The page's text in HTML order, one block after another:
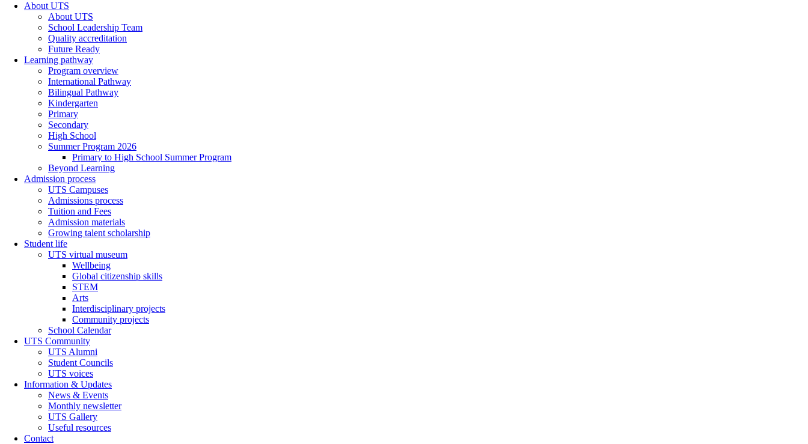
About UTS
About UTS
School Leadership Team
Quality accreditation
Future Ready
Learning pathway
Program overview
International Pathway
Bilingual Pathway
Kindergarten
Primary
Secondary
High School
Summer Program 2026
Primary to High School Summer Program
Beyond Learning
Admission process
UTS Campuses
Admissions process
Tuition and Fees
Admission materials
Growing talent scholarship
Student life
UTS virtual museum
Wellbeing
Global citizenship skills
STEM
Arts
Interdisciplinary projects
Community projects
School Calendar
UTS Community
UTS Alumni
Student Councils
UTS voices
Information & Updates
News & Events
Monthly newsletter
UTS Gallery
Useful resources
Contact